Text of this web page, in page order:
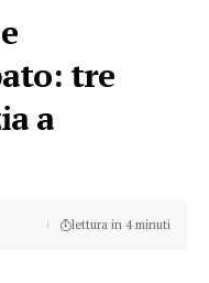
tre
a
lettura in 4 minuti